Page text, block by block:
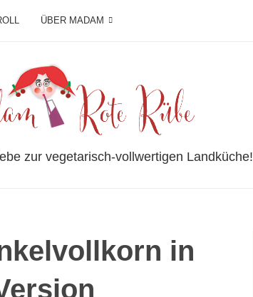
ÜBER MADAM
zur vegetarisch-vollwertigen Landküche!
in